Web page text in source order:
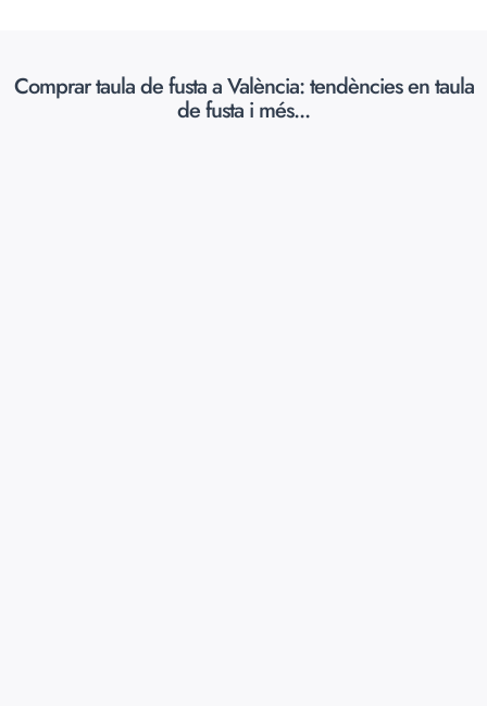
Comprar taula de fusta a València: tendències en taula
de fusta i més...